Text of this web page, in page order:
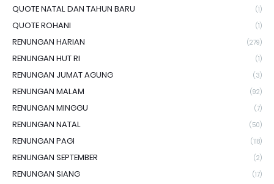
QUOTE NATAL DAN TAHUN BARU (1)
QUOTE ROHANI (1)
RENUNGAN HARIAN (279)
RENUNGAN HUT RI (1)
RENUNGAN JUMAT AGUNG (3)
RENUNGAN MALAM (92)
RENUNGAN MINGGU (7)
RENUNGAN NATAL (50)
RENUNGAN PAGI (118)
RENUNGAN SEPTEMBER (2)
RENUNGAN SIANG (17)